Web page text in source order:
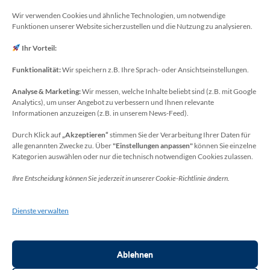
Wir verwenden Cookies und ähnliche Technologien, um notwendige
Funktionen unserer Website sicherzustellen und die Nutzung zu analysieren.
Ihr Vorteil:
Funktionalität:Wir speichern z.B. Ihre Sprach- oder Ansichtseinstellungen.
Analyse & Marketing:Wir messen, welche Inhalte beliebt sind (z.B. mit Google
Analytics), um unser Angebot zu verbessern und Ihnen relevante
Informationen anzuzeigen (z.B. in unserem News-Feed).
Durch Klick auf „Akzeptieren“ stimmen Sie der Verarbeitung Ihrer Daten für
alle genannten Zwecke zu. Über"Einstellungen anpassen" können Sie einzelne
Kategorien auswählen oder nur die technisch notwendigen Cookies zulassen.
Ihre Entscheidung können Sie jederzeit in unserer Cookie-Richtlinie ändern.
Dienste verwalten
Ablehnen
E-Mail: webmaster[at]meckenheim-thr.de
MINT-Blog: Herr Christoph Köchling
E-Mail: koechling[at]meckenheim-thr.de
Datenschutzbeauftragter
Sie erreichen unseren Datenschutzbeauftragten
unter:
Wolfgang Dax-Rommswinkel
Kaiser-Wilhelm-Platz 1
Deutschland
E-Mail: datenschutz-schulen[at]rhein-sieg-kreis.de